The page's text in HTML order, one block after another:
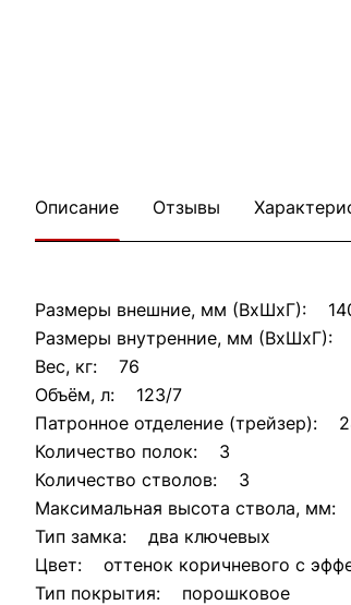
Описание Отзывы
Размеры внешние, мм (ВхШхГ):
Размеры внутренние, мм (ВхШхГ):
Вес, кг: 76
Объём, л: 123/7
Патронное отделение (трейзер):
Количество полок: 3
Количество стволов: 3
Максимальная высота ствола,
Тип замка: два ключевых
Цвет: оттенок коричневого с
Тип покрытия: порошковое